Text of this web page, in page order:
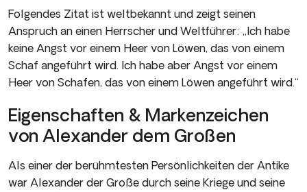
Folgendes Zitat ist weltbekannt und zeigt seinen
Anspruch an einen Herrscher und Weltführer: „Ich habe
keine Angst vor einem Heer von Löwen, das von einem
Schaf angeführt wird. Ich habe aber Angst vor einem
Heer von Schafen, das von einem Löwen angeführt wird.“
Eigenschaften & Markenzeichen
von Alexander dem Großen
Als einer der berühmtesten Persönlichkeiten der Antike
war Alexander der Große durch seine Kriege und seine